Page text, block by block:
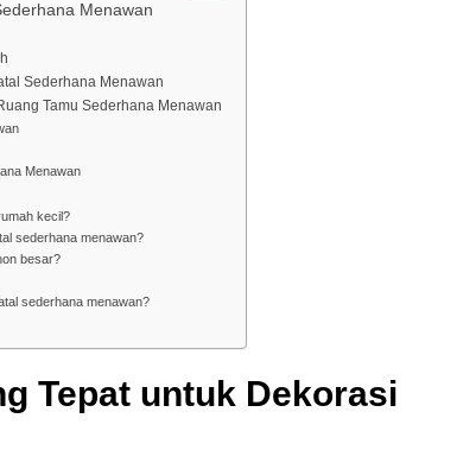
Menawan
Sederhana Menawan
Tamu Sederhana Menawan
Menawan
kecil?
sederhana menawan?
besar?
sederhana menawan?
Tepat untuk Dekorasi